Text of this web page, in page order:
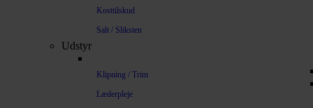
Kosttilskud
Salt / Sliksten
Udstyr
Klipning / Trim
Læderpleje